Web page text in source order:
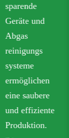
sparende
Geräte und
Abgas
reinigungs
systeme
ermöglichen
eine saubere
und effiziente
Produktion.